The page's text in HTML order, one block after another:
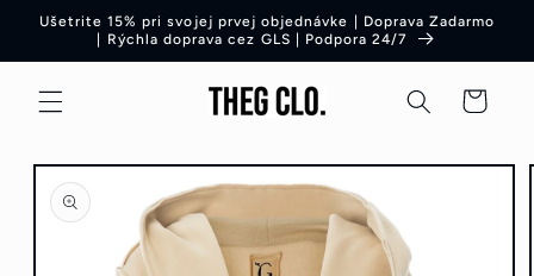
Preskočiť
na obsah
Ušetrite 15% pri svojej prvej objednávke | Doprava Zadarmo
| Rýchla doprava cez GLS | Podpora 24/7
Košík
informácie
o produkte